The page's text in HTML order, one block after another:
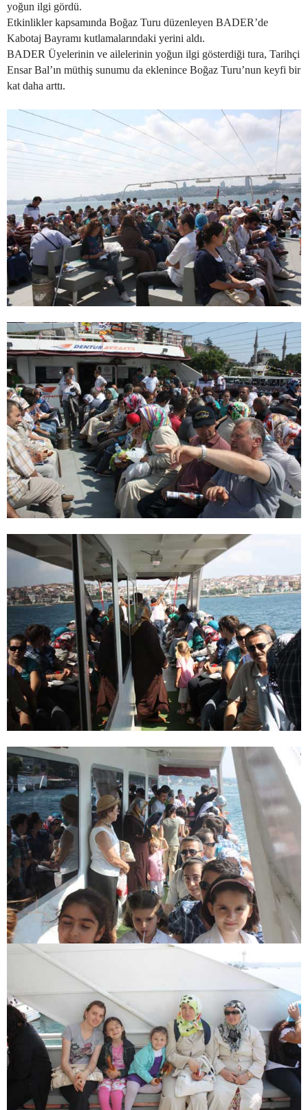
yoğun ilgi gördü.
Etkinlikler kapsamında Boğaz Turu düzenleyen BADER’de
Kabotaj Bayramı kutlamalarındaki yerini aldı.
BADER Üyelerinin ve ailelerinin yoğun ilgi gösterdiği tura, Tarihçi
Ensar Bal’ın müthiş sunumu da eklenince Boğaz Turu’nun keyfi bir
kat daha arttı.